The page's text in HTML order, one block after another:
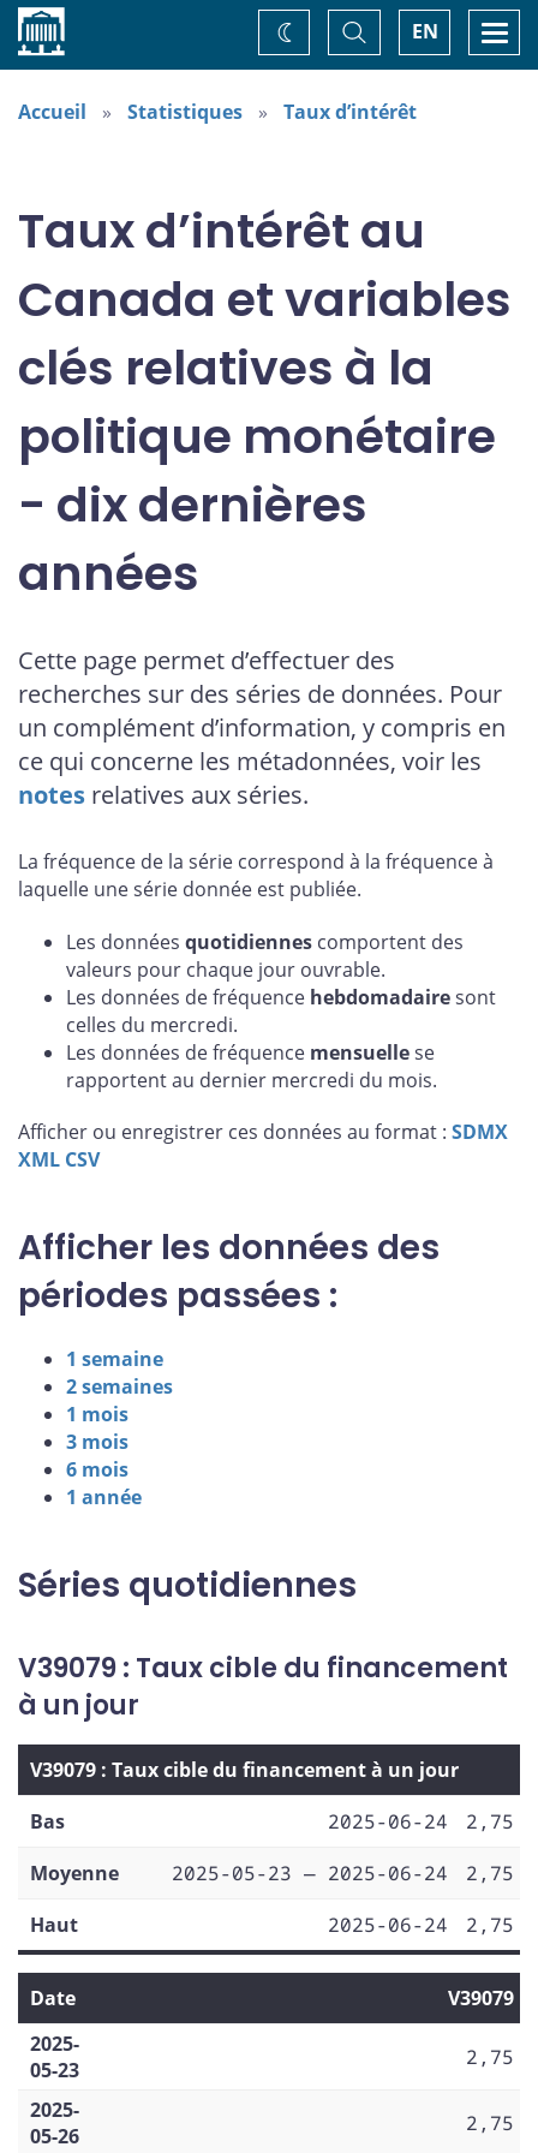
Accueil EN
Basculer
la
recherche
Changez
de
thème
Accueil Statistiques Taux d’intérêt
Taux d’intérêt au
Canada et variables
clés relatives à la
politique monétaire
- dix dernières
années
Cette page permet d’effectuer des
recherches sur des séries de données. Pour
un complément d’information, y compris en
ce qui concerne les métadonnées, voir les
notes relatives aux séries.
La fréquence de la série correspond à la fréquence à
laquelle une série donnée est publiée.
Les données quotidiennes comportent des
valeurs pour chaque jour ouvrable.
Les données de fréquence hebdomadairesont
celles du mercredi.
Les données de fréquence mensuellese
rapportent au dernier mercredi du mois.
Afficher ou enregistrer ces données au format : SDMX
XML CSV
Afficher les données des
périodes passées :
1 semaine
2 semaines
1 mois
3 mois
6 mois
1 année
Séries quotidiennes
V39079 : Taux cible du financement
à un jour
V39079 : Taux cible du financement à un jour
Bas
2025-06-24
2,75
Moyenne
2025-05-23 — 2025-06-24
2,75
Haut
2025-06-24 2,75
Date
V39079
2025-
05-23
2,75
2025-
05-26
2,75